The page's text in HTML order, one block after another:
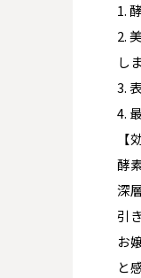
1.
2.
し
3.
4.
【
酵
深
引
お
と